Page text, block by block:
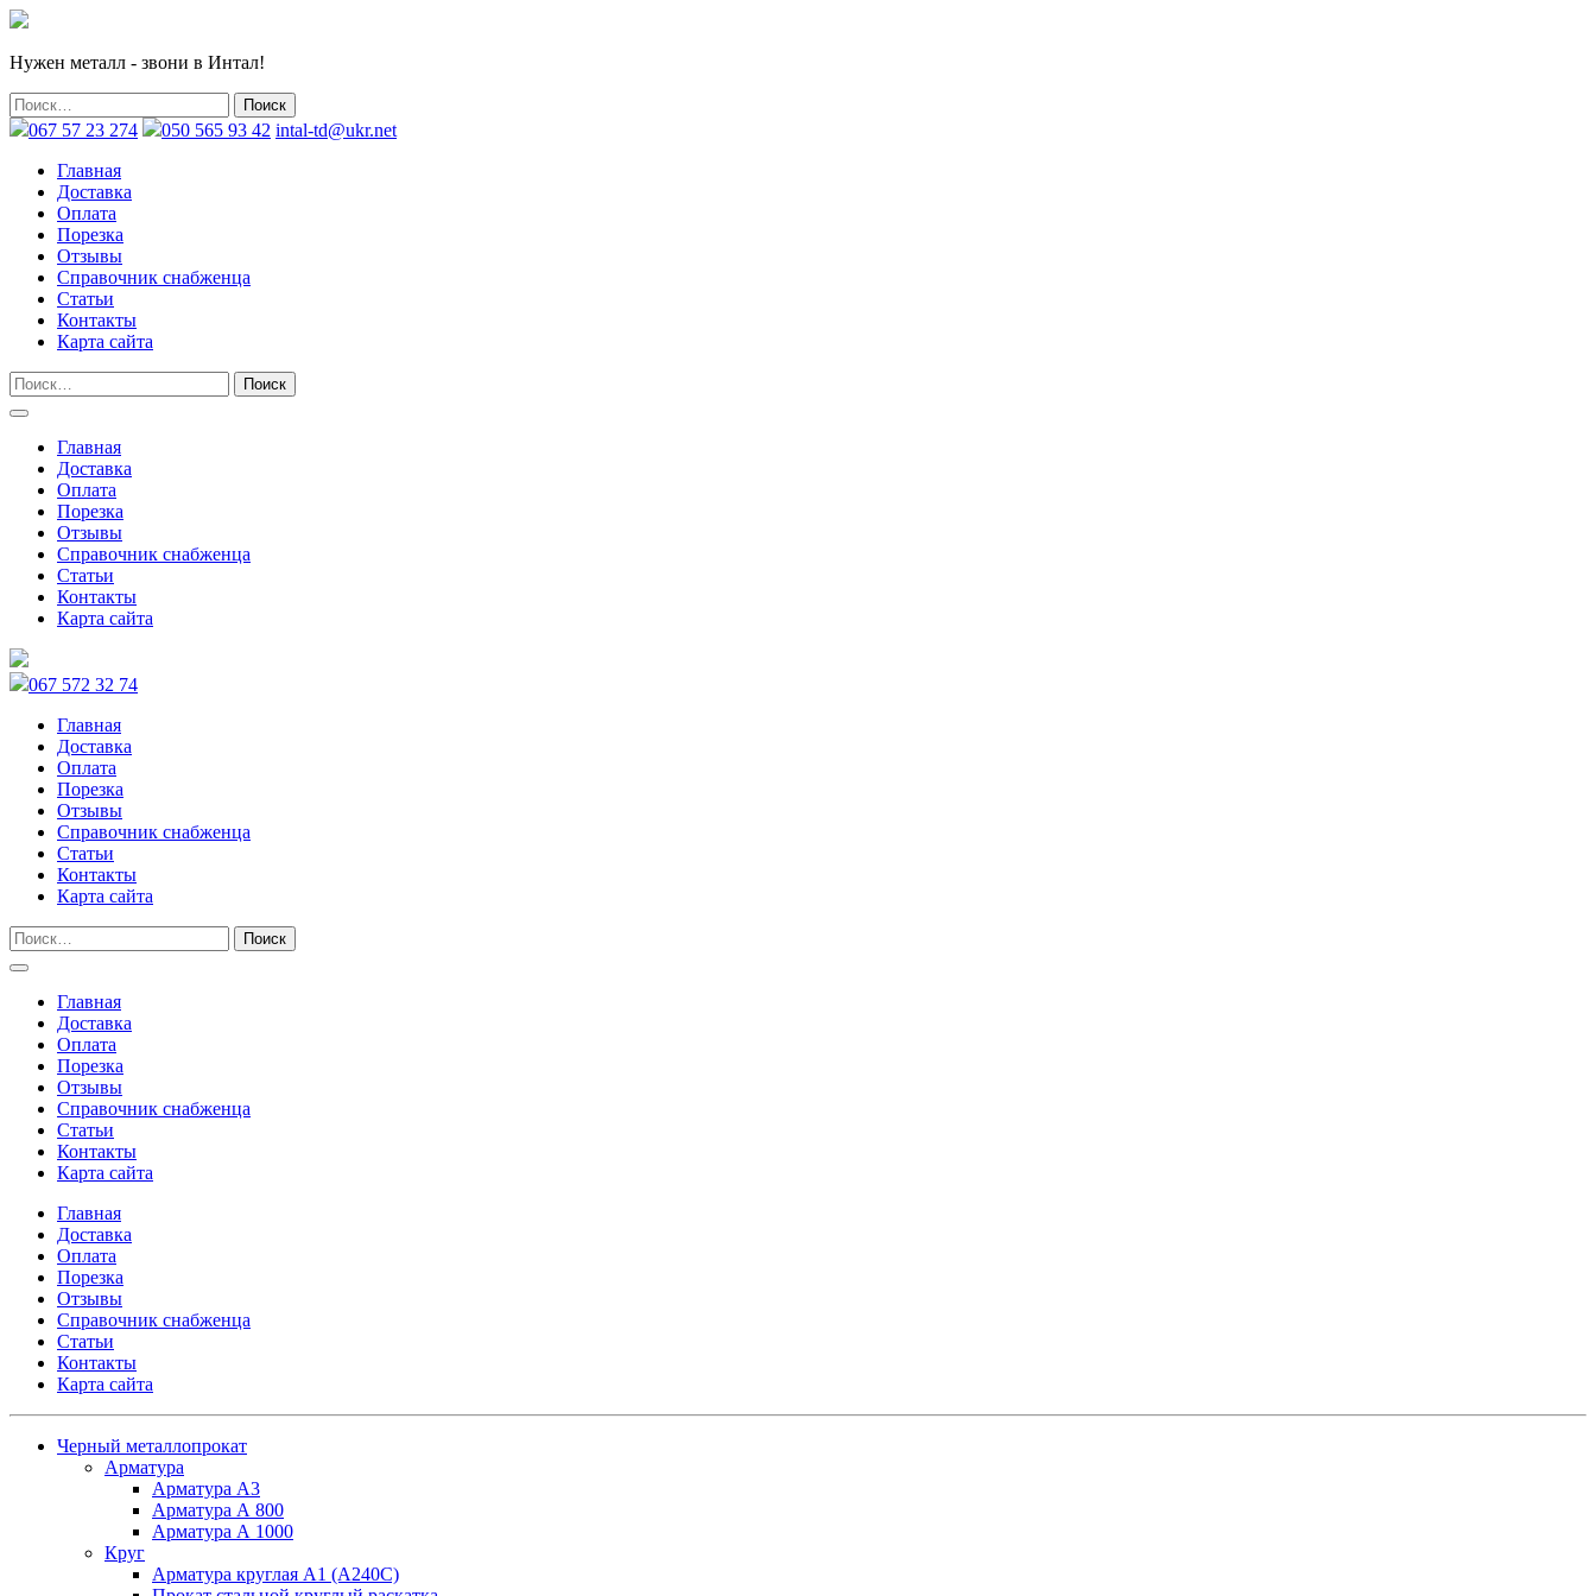
Нужен металл - звони в Интал!
067 57 23 274 050 565 93 42 intal-td@ukr.net
Главная
Доставка
Оплата
Порезка
Отзывы
Справочник снабженца
Статьи
Контакты
Карта сайта
Главная
Доставка
Оплата
Порезка
Отзывы
Справочник снабженца
Статьи
Контакты
Карта сайта
067 572 32 74
Главная
Доставка
Оплата
Порезка
Отзывы
Справочник снабженца
Статьи
Контакты
Карта сайта
Главная
Доставка
Оплата
Порезка
Отзывы
Справочник снабженца
Статьи
Контакты
Карта сайта
Главная
Доставка
Оплата
Порезка
Отзывы
Справочник снабженца
Статьи
Контакты
Карта сайта
Черный металлопрокат
Арматура
Арматура А3
Арматура А 800
Арматура А 1000
Круг
Арматура круглая А1 (А240C)